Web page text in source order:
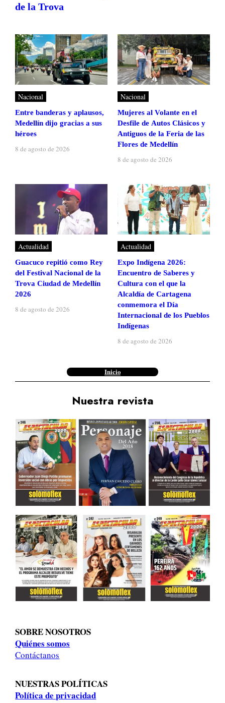
de la Trova
Nacional
Entre banderas y aplausos,
Medellín dijo gracias a sus
héroes
8 de agosto de 2026
Nacional
Mujeres al Volante en el
Desfile de Autos Clásicos y
Antiguos de la Feria de las
Flores de Medellín
8 de agosto de 2026
Actualidad
Guacuco repitió como Rey
del Festival Nacional de la
Trova Ciudad de Medellín
2026
8 de agosto de 2026
Actualidad
Expo Indígena 2026:
Encuentro de Saberes y
Cultura con el que la
Alcaldía de Cartagena
conmemora el Día
Internacional de los Pueblos
Indígenas
8 de agosto de 2026
Inicio
Nuestra revista
SOBRE NOSOTROS
Quiénes somos
Contáctanos
NUESTRAS POLÍTICAS
Política de privacidad